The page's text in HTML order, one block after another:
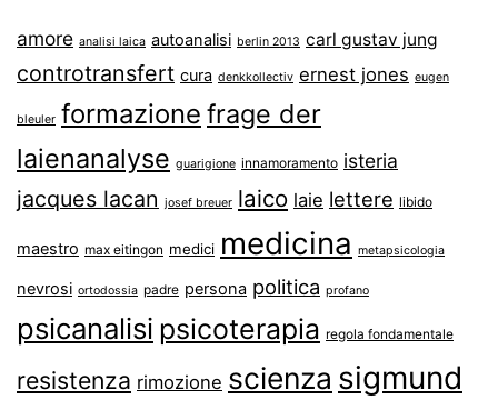
amore analisi laica autoanalisi berlin 2013 carl gustav jung
controtransfert cura denkkollectiv ernest jones eugen
bleuler formazione frage der
laienanalyse guarigione innamoramento isteria
jacques lacan josef breuer laico laie lettere libido
maestro max eitingon medici medicina metapsicologia
nevrosi ortodossia padre persona politica profano
psicanalisi psicoterapia regola fondamentale
resistenza rimozione scienza sigmund